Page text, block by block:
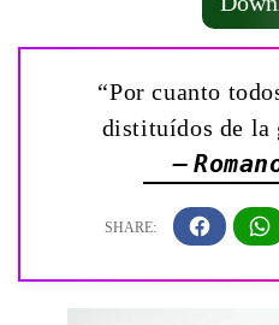
“Por cuanto
distituídos de la
—